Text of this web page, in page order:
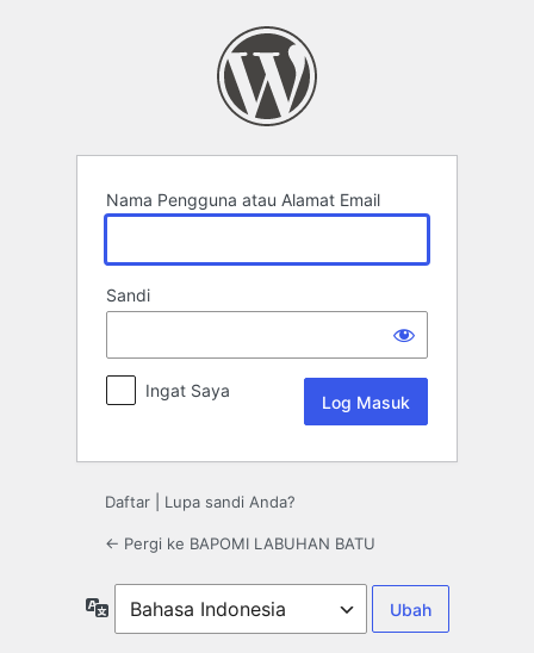
Nama Pengguna atau Alamat Email
Sandi
Ingat Saya
Daftar Lupa sandi Anda?
← Pergi ke BAPOMI LABUHAN BATU
Bahasa